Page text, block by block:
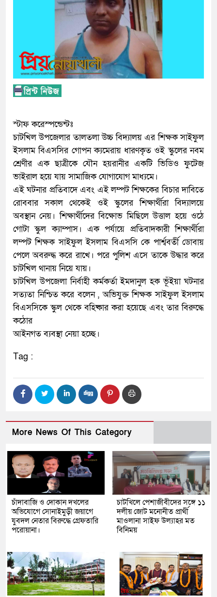
স্টাফ করেস্পন্ডেন্টঃ
চাটখিল উপজেলার তালতলা উচ্চ বিদ্যালয় এর শিক্ষক সাইফুল
ইসলাম বিএসসির গোপন ক্যমেরায় ধারণকৃত ওই স্কুলের নবম
শ্রেণীর এক ছাত্রীকে যৌন হয়রানীর একটি ভিডিও ফুটেজ
ভাইরাল হয়ে যায় সামাজিক যোগাযোগ মাধ্যমে।
এই ঘটনার প্রতিবাদে এবং এই লম্পট শিক্ষকের বিচার দাবিতে
রোববার সকাল থেকেই ওই স্কুলের শিক্ষার্থীরা বিদ্যালয়ে
অবস্থান নেয়। শিক্ষার্থীদের বিক্ষোভ মিছিলে উত্তাল হয়ে ওঠে
গোটা স্কুল ক্যাম্পাস। এক পর্যায়ে প্রতিবাদকারী শিক্ষার্থীরা
লম্পট শিক্ষক সাইফুল ইসলাম বিএসসি কে পার্শ্ববর্তী ডোবায়
পেলে অবরুদ্ধ করে রাখে। পরে পুলিশ এসে তাকে উদ্ধার করে
চাটখিল থানায় নিয়ে যায়।
চাটখিল উপজেলা নির্বাহী কর্মকর্তা ইমদানুল হক ভূঁইয়া ঘটনার
সত্যতা নিশ্চিত করে বলেন , অভিযুক্ত শিক্ষক সাইফুল ইসলাম
বিএসসিকে স্কুল থেকে বহিষ্কার করা হয়েছে এবং তার বিরুদ্ধে
কঠোর
আইনগত ব্যবস্থা নেয়া হচ্ছে।
Tag :
More News Of This Category
চাঁদাবাজি ও দোকান দখলের
অভিযোগে সোনাইমুড়ী জয়াগে
যুবদল নেতার বিরুদ্ধে গ্রেফতারি
পরোয়ানা।
চাটখিলে পেশাজীবীদের সঙ্গে ১১
দলীয় জোট মনোনীত প্রার্থী
মাওলানা সাইফ উল্যাহর মত
বিনিময়